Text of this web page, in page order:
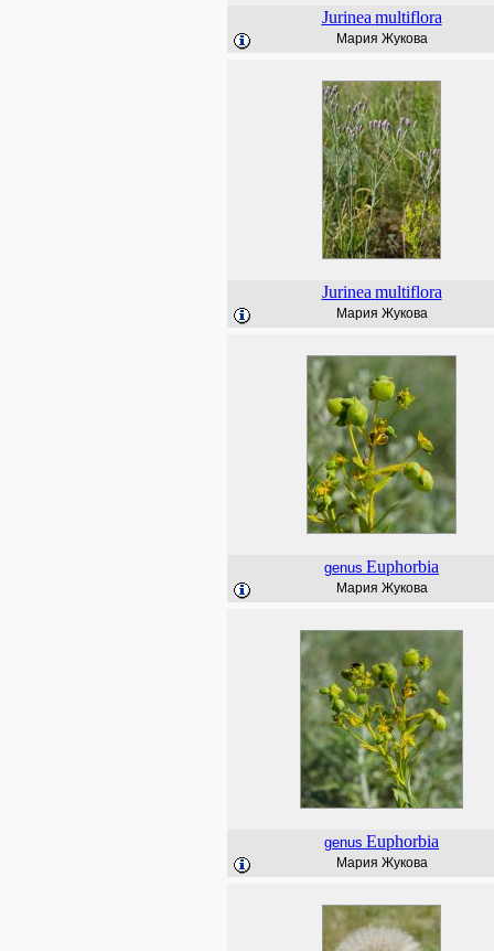
Jurinea multiflora
Мария Жукова
Jurinea multiflora
Мария Жукова
genus Euphorbia
Мария Жукова
genus Euphorbia
Мария Жукова